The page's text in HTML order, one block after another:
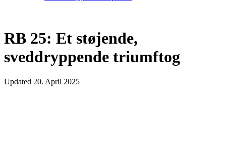
RB 25: Et støjende,
sveddryppende triumftog
Updated 20. April 2025